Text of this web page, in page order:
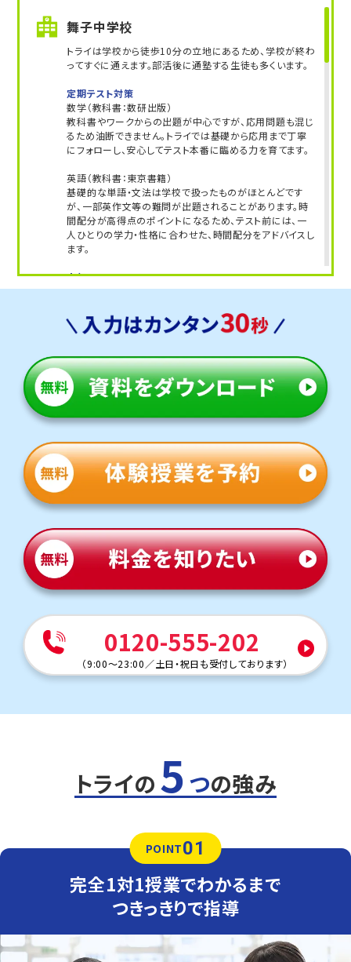
舞子中学校
トライは学校から徒歩10分の立地にあるため、学校が終わ
ってすぐに通えます。部活後に通塾する生徒も多くいます。
定期テスト対策
数学（教科書：数研出版）
教科書やワークからの出題が中心ですが、応用問題も混じ
るため油断できません。トライでは基礎から応用まで丁寧
にフォローし、安心してテスト本番に臨める力を育てます。
英語（教科書：東京書籍）
基礎的な単語・文法は学校で扱ったものがほとんどです
が、一部英作文等の難問が出題されることがあります。時
間配分が高得点のポイントになるため、テスト前には、一
人ひとりの学力・性格に合わせた、時間配分をアドバイスし
ます。
人気のコース
定期テスト・内申点対策コース
星陵台中学校
問題も混じるため油断できません。トライでが過去の単元
から応用問題まで丁寧にフォローし、安心してテスト本番
に臨める力を育てます。
数学（教科書：数研出版）
星陵台中は教科書やワークからの出題が中心ですが、応用
問題も混じるため油断できません。トライでが過去の単元
から応用問題まで丁寧にフォローし、安心してテスト本番
に臨める力を育てます。
英語（教科書：東京書籍）
星陵台中は教科書やワークからの出題が中心ですが、応用
問題も混じるため油断できません。トライでが過去の単元
から応用問題まで丁寧にフォローし、安心してテスト本番
に臨める力を育てます。
人気のコース
本多聞中学校
本多聞中は学校で扱った単語・文法やその応用がテストに
出題されることが多いため、学校の復習が得点アップのポ
本多聞中は学校で扱った単語・文法やその応用がテストに
出題されることが多いため、学校の復習が得点アップのポ
イントです。過去の単元の理解度が点数に影響するため、
必要に応じてさかのぼってサポートします。
英語（教科書：東京書籍）
本多聞中は学校で扱った単語・文法やその応用がテストに
出題されることが多いため、学校の復習が得点アップのポ
イントです。過去の単元の理解度が点数に影響するため、
必要に応じてさかのぼってサポートします。
人気のコース
歌敷山中学校
0120-555-202
（9:00～23:00 ／土日・祝日も受付しております）
トライの 5 つの強み
POINT01
完全1対1授業でわかるまで
つきっきりで指導